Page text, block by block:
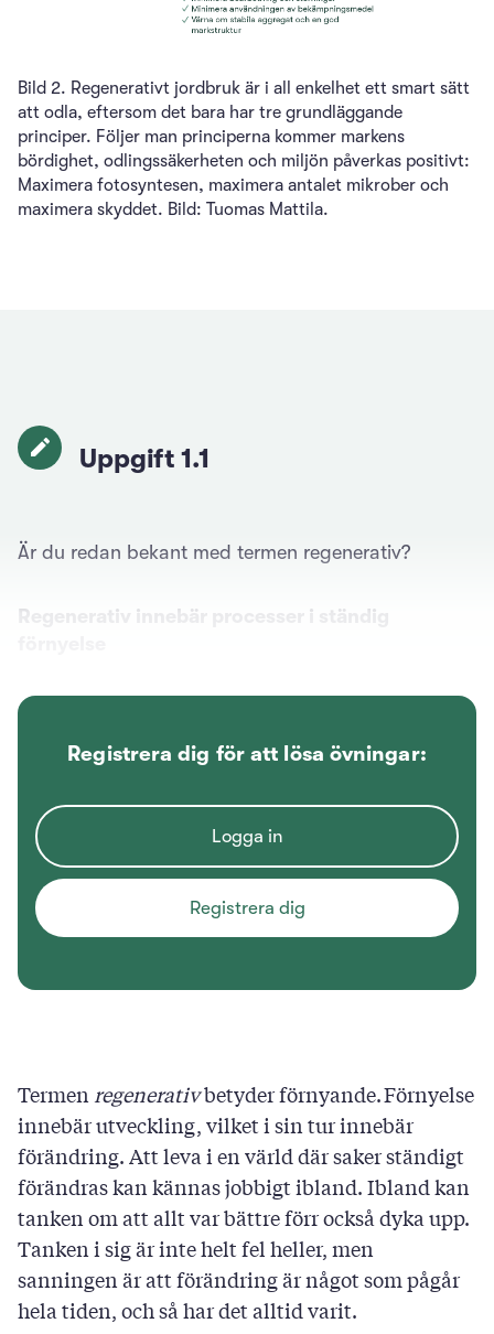
Bild 2. Regenerativt jordbruk är i all enkelhet ett smart sätt
att odla, eftersom det bara har tre grundläggande
principer. Följer man principerna kommer markens
bördighet, odlingssäkerheten och miljön påverkas positivt:
Maximera fotosyntesen, maximera antalet mikrober och
maximera skyddet. Bild: Tuomas Mattila.
Uppgift 1.1
Är du redan bekant med termen regenerativ?
Regenerativ innebär processer i ständig
Nej
Regenerativ innebär en förbättring som görs på
en gång
Ja
Svara
Registrera dig för att lösa övningar:
Logga in
Registrera dig
Termenregenerativbetyder förnyande. Förnyelse
innebär utveckling, vilket i sin tur innebär
förändring. Att leva i en värld där saker ständigt
förändras kan kännas jobbigt ibland. Ibland kan
tanken om att allt var bättre förr också dyka upp.
Tanken i sig är inte helt fel heller, men
sanningen är att förändring är något som pågår
hela tiden, och så har det alltid varit.